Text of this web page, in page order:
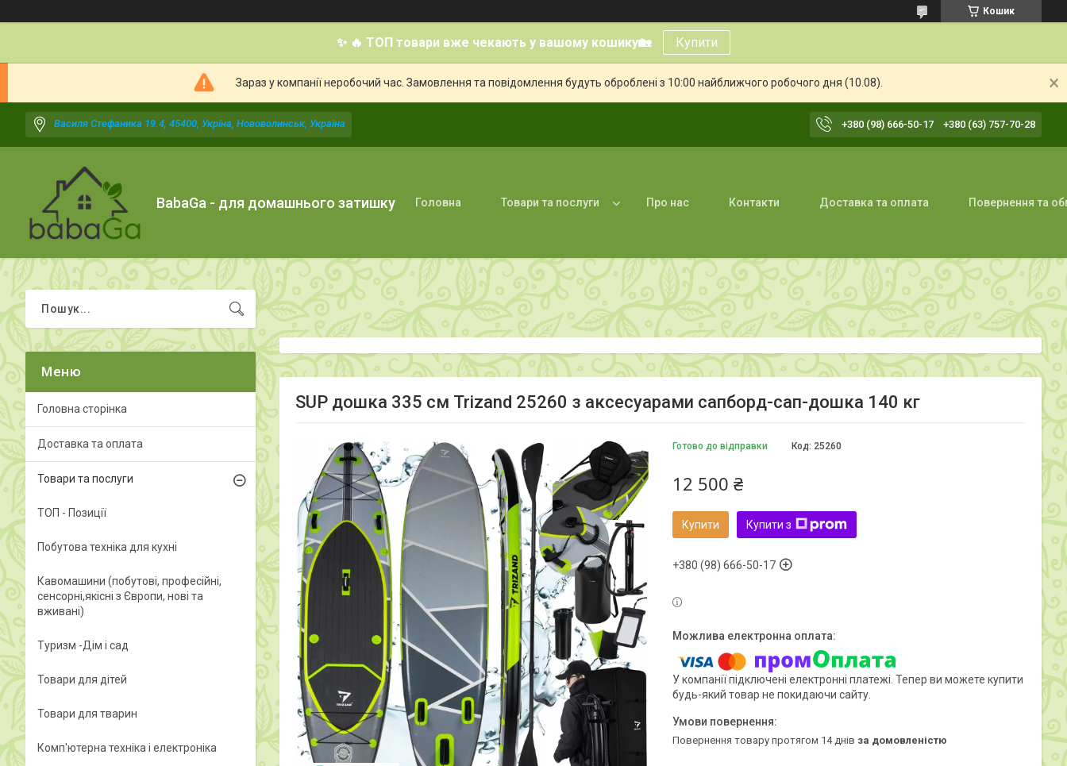
Кошик
✨ 🔥 ТОП товари вже чекають у вашому кошику🏡 Купити
Зараз у компанії неробочий час. Замовлення та повідомлення будуть оброблені з 10:00 найближчого робочого дня (10.08).
Василя Стефаника 19.4, 45400, Укрїна, Нововолинськ, Україна +380 (98) 666-50-17 +380 (63) 757-70-28
BabaGa - для домашнього затишку Головна Товари та послуги Про нас Контакти Доставка та оплата Повернення та
SUP дошка 335 см Trizand 25260 з аксесуарами сапборд-сап-дошка 140 кг
Готово до відправки Код: 25260
12 500 ₴
Купити Купити з
+380 (98) 666-50-17
У компанії підключені електронні платежі. Тепер ви можете купити
будь-який товар не покидаючи сайту.
повернення товару протягом 14 днів за домовленістю
Головна сторінка
Доставка та оплата
Товари та послуги
ТОП - Позиції
Побутова техніка для кухні
Кавомашини (побутові, професійні,
сенсорні,якісні з Європи, нові та
вживані)
Туризм -Дім і сад
Товари для дітей
Товари для тварин
Комп'ютерна техніка і електроніка